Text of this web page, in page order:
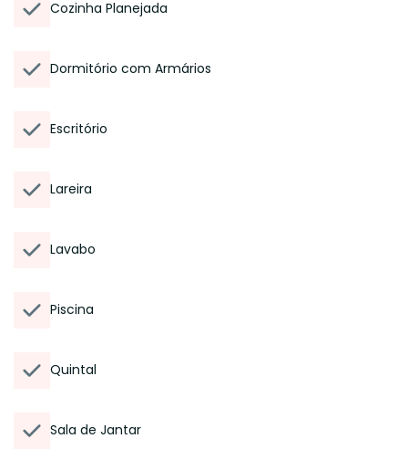
Cozinha Planejada
Dormitório com Armários
Escritório
Lareira
Lavabo
Piscina
Quintal
Sala de Jantar